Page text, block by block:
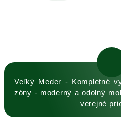
Veľký Meder - Kompletné
zóny - moderný a odolný
verejné